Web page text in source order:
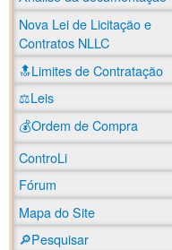
Nova Lei de Licitação e
Contratos NLLC
🔝Limites de Contratação
⚖️Leis
💰Ordem de Compra
ControLi
Fórum
Mapa do Site
🔎Pesquisar